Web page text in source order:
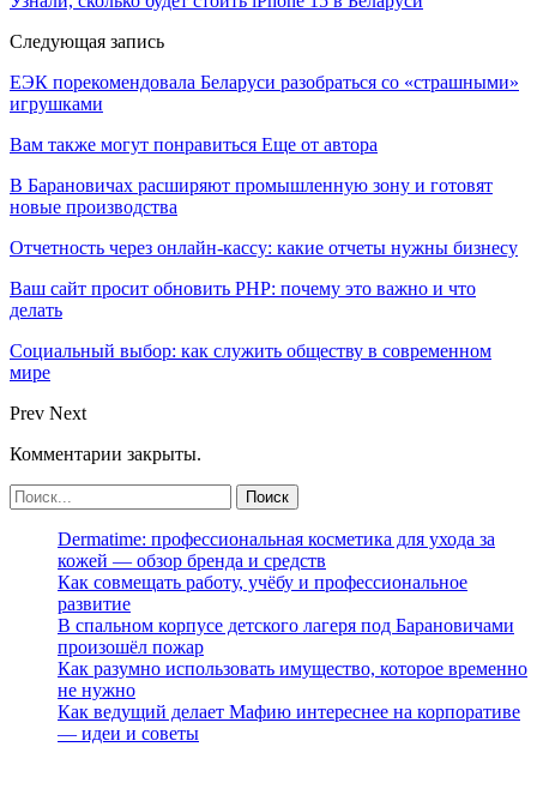
Следующая запись
ЕЭК порекомендовала Беларуси разобраться со «страшными»
игрушками
Вам также могут понравиться Еще от автора
В Барановичах расширяют промышленную зону и готовят
новые производства
Отчетность через онлайн-кассу: какие отчеты нужны бизнесу
Ваш сайт просит обновить PHP: почему это важно и что
делать
Социальный выбор: как служить обществу в современном
мире
Prev Next
Комментарии закрыты.
Dermatime: профессиональная косметика для ухода за
кожей — обзор бренда и средств
Как совмещать работу, учёбу и профессиональное
развитие
В спальном корпусе детского лагеря под Барановичами
произошёл пожар
Как разумно использовать имущество, которое временно
не нужно
Как ведущий делает Мафию интереснее на корпоративе
— идеи и советы